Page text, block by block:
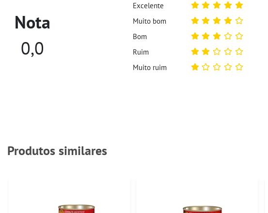
Nota
0,0
Excelente
Muito bom
Bom
Ruim
Muito ruim
Produtos similares